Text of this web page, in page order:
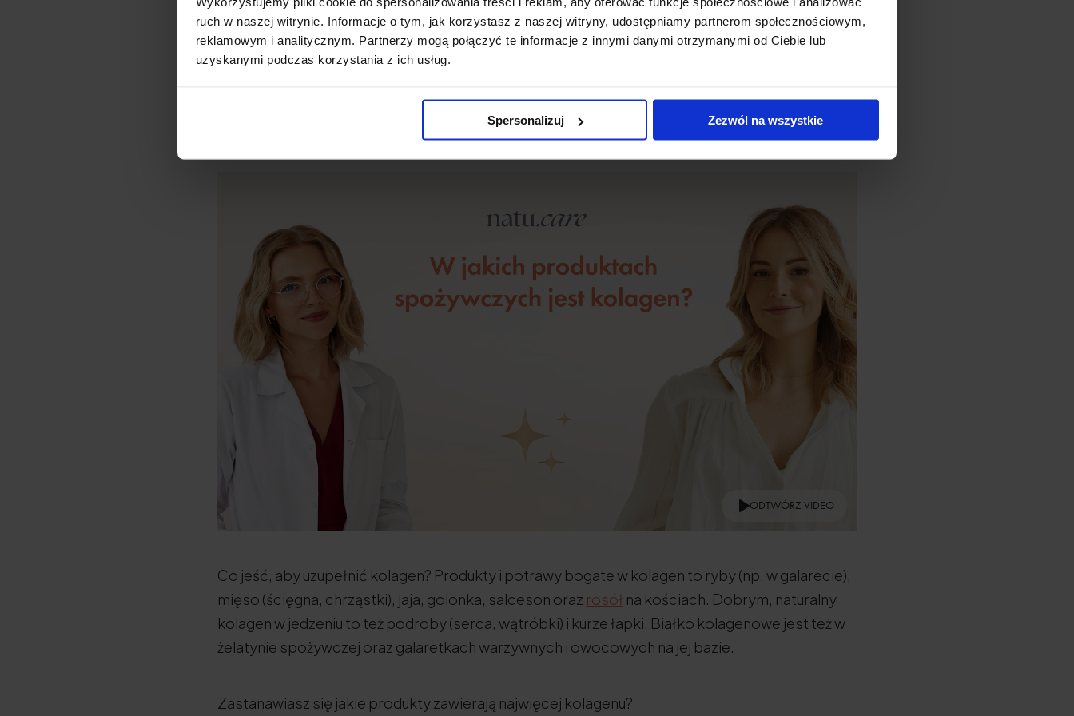
ruch w naszej witrynie. Informacje o tym, jak korzystasz z naszej witryny, udostępniamy partnerom społecznościowym,
reklamowym i analitycznym. Partnerzy mogą połączyć te informacje z innymi danymi otrzymanymi od Ciebie lub
uzyskanymi podczas korzystania z ich usług.
Spersonalizuj Zezwól na wszystkie
elastyczność i wytrzymałość. Znajdziesz go tylko w produktach pochodzenia zwierzęcego –
np. podrobach lub kurzych łapkach.
ODTWÓRZ VIDEO
Co jeść, aby uzupełnić kolagen? Produkty i potrawy bogate w kolagen to ryby (np. w galarecie),
mięso (ścięgna, chrząstki), jaja, golonka, salceson oraz rosół na kościach. Dobrym, naturalny
kolagen w jedzeniu to też podroby (serca, wątróbki) i kurze łapki. Białko kolagenowe jest też w
żelatynie spożywczej oraz galaretkach warzywnych i owocowych na jej bazie.
Zastanawiasz się jakie produkty zawierają najwięcej kolagenu?